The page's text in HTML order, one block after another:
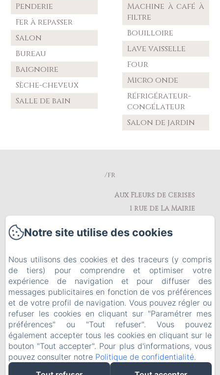
Penderie
Fer à repasser
Salon
Bureau
Baignoire
Sèche-cheveux
Salle de bain
Machine à café à
filtre
Bouilloire
Lave vaisselle
Four
Micro onde
Réfrigérateur-
congélateur
Salon de jardin
/fr
Aux Fleurs de Cerises
1 rue de La Mairie
Téléphone: 0609404053
Retour à l'accueil
Contactez-nous
Créé par Amenitiz
Notre site utilise des cookies
Nous utilisons des cookies et des traceurs (y compris
de tiers) pour comprendre et optimiser votre
expérience de navigation et pour diffuser des
messages publicitaires en fonction de vos préférences
et de votre profil de navigation. Vous pouvez régler ou
refuser les cookies en cliquant sur "Paramétrer mes
préférences" ou "Tout refuser". Vous pouvez
également accepter tous les cookies en cliquant sur le
bouton "Tout accepter". Pour plus d'informations, vous
pouvez consulter notre Politique de confidentialité.